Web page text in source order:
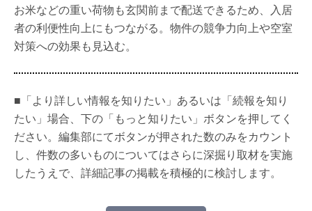
お米などの重い荷物も玄関前まで配送できるため、入居
者の利便性向上にもつながる。物件の競争力向上や空室
対策への効果も見込む。
■「より詳しい情報を知りたい」あるいは「続報を知り
たい」場合、下の「もっと知りたい」ボタンを押してく
ださい。編集部にてボタンが押された数のみをカウント
し、件数の多いものについてはさらに深掘り取材を実施
したうえで、詳細記事の掲載を積極的に検討します。